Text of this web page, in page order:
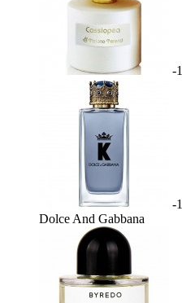
-
-
Dolce And Gabbana